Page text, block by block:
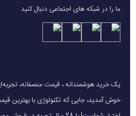
ما را در شبکه های اجتماعی دنبال کنید
خوش آمدید، جایی که تکنولوژی با بهترین